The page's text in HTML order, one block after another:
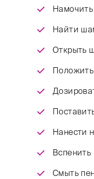
Найти
Открыть
Нанести
Вспенить
Смыть